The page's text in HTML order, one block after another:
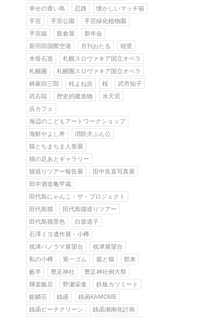
幸せの青い鳥
忍路
懐かしいマッチ箱
手宮
手宮公園
手宮緑化植物園
手宮線
新倉屋
新年会
新羽田国際空港
月刊おたる
朝里
木骨石造
札幌スロヴァキア国立オペラ
札幌圏
札幌圏スロヴァキア国立オペラ
林家卯三郎
桂よね吉 桜
武市知子
武石聡
歴史的建造物
水天宮
浜カフェ
海辺のこどもアートワークショップ
海鮮やよし丼
消防犬ぶん公
猫とちまちま人形展
猫の足あとギャラリー
猫巡りツアー報告展
田中良直写真展
田中酒造亀甲蔵
田代島にゃんこ・ザ・プロジェクト
田代島猫
田代島猫巡りツアー
田代島猫景色
白坂道子
石澤ミヨ遺作展・小樽
祝津パノラマ展望台
祝津展望台
私の小樽
第一ゴム 籠と猫
群来
藪半
豊足神社
豊足神社例大祭
輝楽飯店
野瀬栄進
鉄板カツミート
銀鱗荘
銭函
銭函KAMOME
銭函ビーチクリーン
銭函湘南化計画